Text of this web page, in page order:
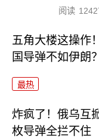
阅读
五角大楼这操作
国导弹不如伊朗？
最热
炸疯了！俄乌互
枚导弹全拦不住